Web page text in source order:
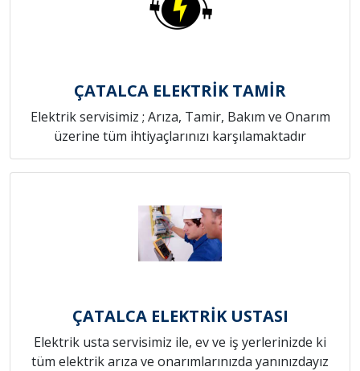
ÇATALCA ELEKTRİK TAMİR
Elektrik servisimiz ; Arıza, Tamir, Bakım ve Onarım
üzerine tüm ihtiyaçlarınızı karşılamaktadır
ÇATALCA ELEKTRİK USTASI
Elektrik usta servisimiz ile, ev ve iş yerlerinizde ki
tüm elektrik arıza ve onarımlarınızda yanınızdayız